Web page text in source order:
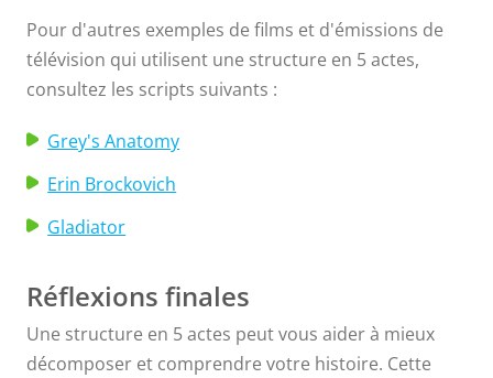
Pour d'autres exemples de films et d'émissions de
télévision qui utilisent une structure en 5 actes,
consultez les scripts suivants :
Grey's Anatomy
Erin Brockovich
Gladiator
Réflexions finales
Une structure en 5 actes peut vous aider à mieux
décomposer et comprendre votre histoire. Cette